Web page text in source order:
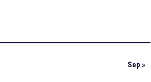
Sep »